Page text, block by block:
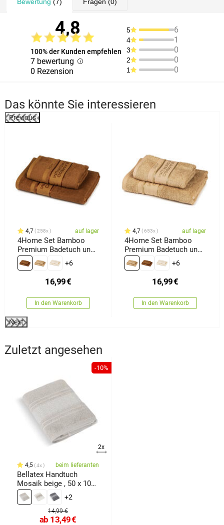
4,8
100% der Kunden empfehlen
7 bewertung
0 Rezension
5 6
4 1
3 0
2 0
1 0
Das könnte Sie interessieren
Previous
4,7 258x auf lager
4Home Set Bamboo
Premium Badetuch und
Handtuch Braun, 70 x
140 cm, 50 x 100 cm
+6
16,99€
In den Warenkorb
4,7 653x auf lager
4Home Set Bamboo
Premium Badetuch und
Handtuch Beige, 70 x
140 cm, 50 x 100 cm
+6
16,99€
In den Warenkorb
Next
Zuletzt angesehen
-10%
2x
4,5 4x beim lieferanten
Bellatex Handtuch
Mosaik beige , 50 x 100
cm
+2
14,99 €
ab 13,49€